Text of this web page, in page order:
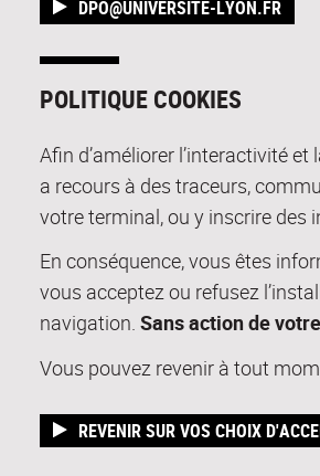
DPO@UNIVERSITE-LYON.FR
POLITIQUE COOKIES
Afin d’améliorer l’interactivité
a recours à des traceurs,
votre terminal, ou y inscrire des
En conséquence, vous êtes
vous acceptez ou refusez
navigation. Sans action de
Vous pouvez revenir à tout
REVENIR SUR VOS CHOIX